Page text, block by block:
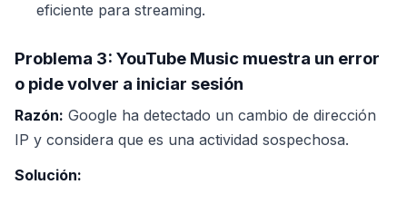
eficiente para streaming.
Problema 3: YouTube Music muestra un error
o pide volver a iniciar sesión
Razón: Google ha detectado un cambio de dirección
IP y considera que es una actividad sospechosa.
Solución: